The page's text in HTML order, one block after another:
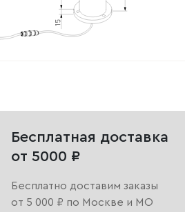
Бесплатная доставка
от 5000 ₽
Бесплатно доставим заказы
от 5 000 ₽ по Москве и МО